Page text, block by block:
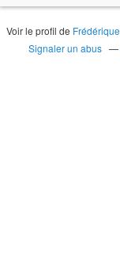
Voir le profil de Frédérique
Signaler un abus